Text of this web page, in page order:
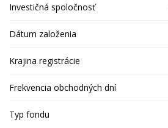
Investičná spoločnosť
Dátum založenia
Krajina registrácie
Frekvencia obchodných dní
Typ fondu